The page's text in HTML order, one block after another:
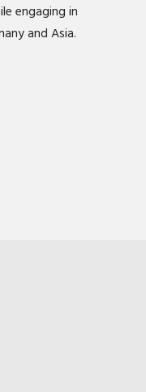
engaging in
and Asia.